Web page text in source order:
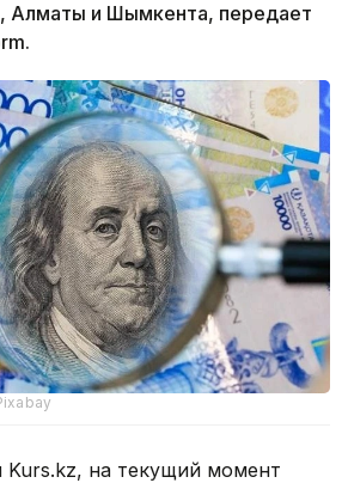
Алматы и Шымкента, передает
на текущий момент